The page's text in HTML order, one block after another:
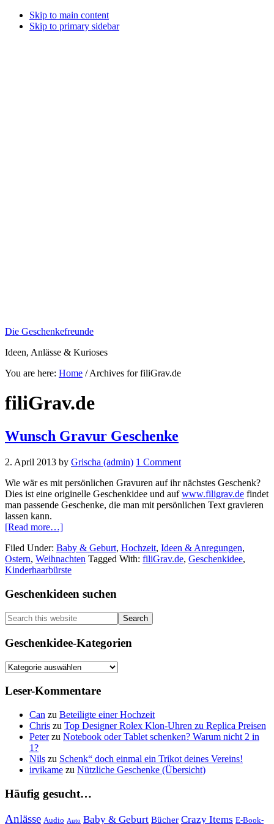
Skip to main content
Skip to primary sidebar
Die Geschenkefreunde
Ideen, Anlässe & Kurioses
You are here: Home /Archives for filiGrav.de
filiGrav.de
Wunsch Gravur Geschenke
2. April 2013 by Grischa (admin) 1 Comment
Wie wär es mit persönlichen Gravuren auf ihr nächstes Geschenk?
Dies ist eine originelle Geschenkidee und aufwww.filigrav.de findet
man passende Geschenke, die man mit persönlichen Text gravieren
lassen kann.
[Read more…]about
Gravur
Geschenke
Filed Under: Baby & Geburt, Hochzeit, Ideen & Anregungen,
Ostern, Weihnachten Tagged With: filiGrav.de, Geschenkidee,
Kinderhaarbürste
Primary
Sidebar
Geschenkideen suchen
Search
this
website
Geschenkidee-Kategorien
Geschenkidee-
Leser-Kommentare
Can zu Beteiligte einer Hochzeit
Chris zu Top Designer Rolex Klon-Uhren zu Replica Preisen
Peterzu Notebook oder Tablet schenken? Warum nicht 2 in
1?
Nils zu Schenk“ doch einmal ein Trikot deines Vereins!
irvikame zu Nützliche Geschenke (Übersicht)
Häufig gesucht…
Anlässe Audio Auto Baby & Geburt Bücher Crazy Items E-Book-